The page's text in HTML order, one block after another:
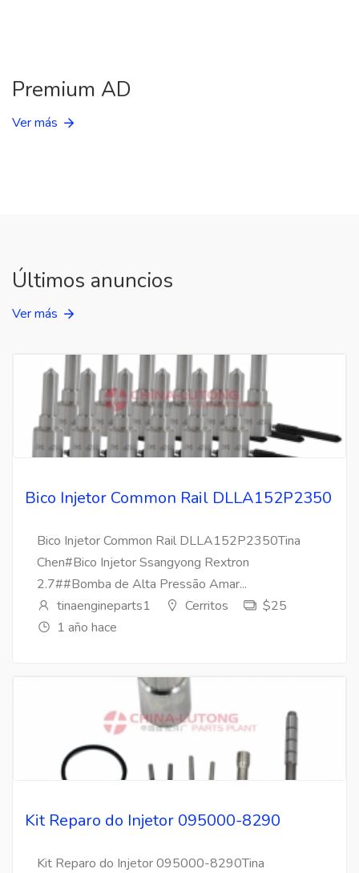
Premium AD
Ver más
Últimos anuncios
Ver más
Bico Injetor Common Rail DLLA152P2350
Bico Injetor Common Rail DLLA152P2350Tina
Chen#Bico Injetor Ssangyong Rextron
2.7##Bomba de Alta Pressão Amar...
tinaengineparts1
Cerritos
$25
1 año hace
Kit Reparo do Injetor 095000-8290
Kit Reparo do Injetor 095000-8290Tina